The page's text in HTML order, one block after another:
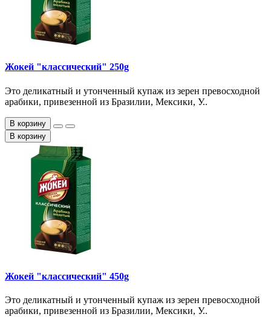
Жокей "классический" 250g
Это деликатный и утонченный купаж из зерен превосходной
арабики, привезенной из Бразилии, Мексики, У..
В корзину
В корзину
Жокей "классический" 450g
Это деликатный и утонченный купаж из зерен превосходной
арабики, привезенной из Бразилии, Мексики, У..